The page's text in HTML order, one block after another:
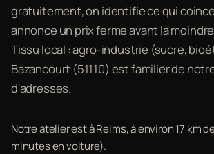
gratuitement, on identifie ce qui
annonce un prix ferme avant la
Tissu local : agro-industrie (sucre,
Bazancourt (51110) est familier de
d'adresses.
Notre atelier est à Reims, à environ 17 km
minutes en voiture).